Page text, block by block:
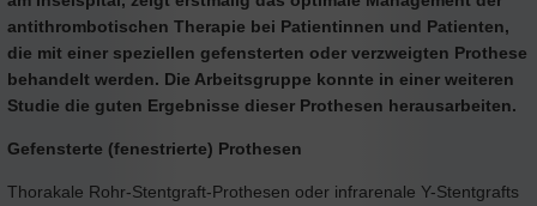
antithrombotischen Therapie bei Patientinnen und Patienten,
die mit einer speziellen gefensterten oder verzweigten Prothese
behandelt werden. Die Arbeitsgruppe konnte in einer weiteren
Studie die guten Ergebnisse dieser Prothesen herausarbeiten.
Gefensterte (fenestrierte) Prothesen
Thorakale Rohr-Stentgraft-Prothesen oder infrarenale Y-Stentgrafts